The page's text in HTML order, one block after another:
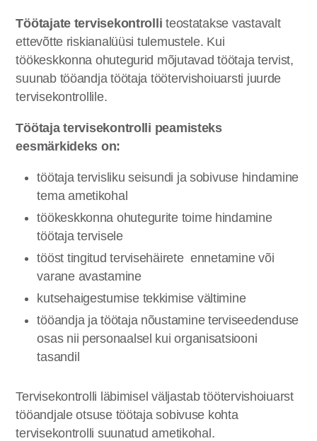
Töötajate tervisekontrolliteostatakse vastavalt
ettevõtte riskianalüüsi tulemustele. Kui
töökeskkonna ohutegurid mõjutavad töötaja tervist,
suunab tööandja töötaja töötervishoiuarsti juurde
tervisekontrollile.
Töötaja tervisekontrolli peamisteks
eesmärkideks on:
töötaja tervisliku seisundi ja sobivuse hindamine
tema ametikohal
töökeskkonna ohutegurite toime hindamine
töötaja tervisele
tööst tingitud tervisehäirete ennetamine või
varane avastamine
kutsehaigestumise tekkimise vältimine
tööandja ja töötaja nõustamine terviseedenduse
osas nii personaalsel kui organisatsiooni
tasandil
Tervisekontrolli läbimisel väljastab töötervishoiuarst
tööandjale otsuse töötaja sobivuse kohta
tervisekontrolli suunatud ametikohal.